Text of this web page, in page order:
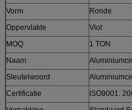
Vorm
Ronde
Oppervlakte
Vlot
MOQ
1 TON
Naam
Sleutelwoord
Certificatie
ISO9001: